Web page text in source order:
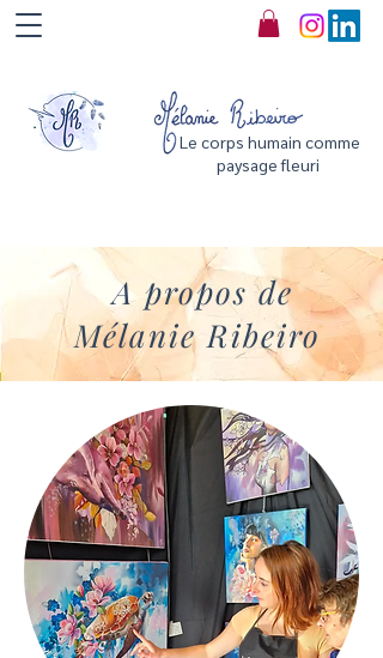
Le corps humain comme
paysage fleuri
A propos de
Mélanie Ribeiro